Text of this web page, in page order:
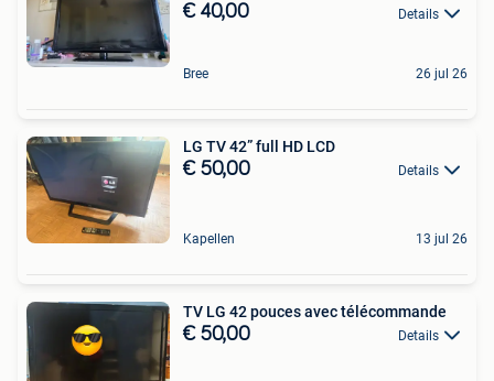
€ 40,00 Details
Bree 26 jul 26
LG TV 42” full HD LCD
€ 50,00 Details
Kapellen 13 jul 26
TV LG 42 pouces avec télécommande
€ 50,00 Details